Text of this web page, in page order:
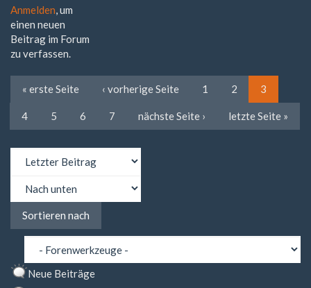
Anmelden, um
einen neuen
Beitrag im Forum
zu verfassen.
« erste Seite ‹ vorherige Seite 1 2 3
4 5 6 7 nächste Seite › letzte Seite »
nach
nachSortieren nach
Neue Beiträge